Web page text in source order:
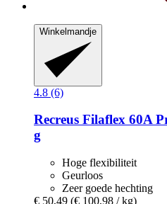
Winkelmandje
4.8 (6)
Recreus Filaflex 60A
g
Hoge flexibiliteit
Geurloos
Zeer goede hechting
€ 50,49 (€ 100,98 / kg)